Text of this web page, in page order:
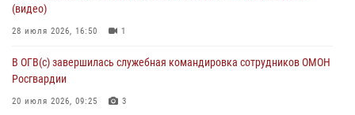
(видео)
28 июля 2026, 16:50 1
В ОГВ(с) завершилась служебная командировка сотрудников ОМОН
Росгвардии
20 июля 2026, 09:25 3